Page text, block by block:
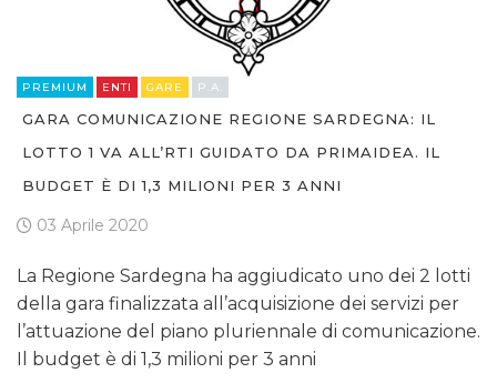
PREMIUM ENTI GARE P.A.
GARA COMUNICAZIONE REGIONE SARDEGNA: IL
LOTTO 1 VA ALL’RTI GUIDATO DA PRIMAIDEA. IL
BUDGET È DI 1,3 MILIONI PER 3 ANNI
03 Aprile 2020
La Regione Sardegna ha aggiudicato uno dei 2 lotti
della gara finalizzata all’acquisizione dei servizi per
l’attuazione del piano pluriennale di comunicazione.
Il budget è di 1,3 milioni per 3 anni